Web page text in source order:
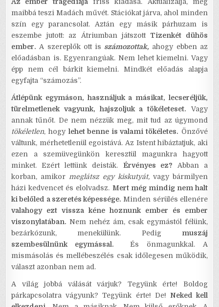
maibbá teszi Madách művét. Stációkat járva, ahol minden
szín egy parancsolat. Aztán egy másik párhuzam is
eszembe jutott: az Átriumban játszott Tizenkét dühös
ember. A szereplők ott is számozottak, ahogy ebben az
előadásban is. Egyenrangúak. Nem lehet kiemelni. Vagy
épp nem cél bárkit kiemelni. Mindkét előadás alapja
egyfajta “számozás”.
Átlépünk egymáson, használjuk a másikat, lecseréljük,
türelmetlenek vagyunk, hajszoljuk a tökéleteset. Vagy
annak tűnőt. De nem nézzük meg, mit tud az úgymond
tökéletlen, hogy lehet benne is valami tökéletes. Önzővé
váltunk, mérhetetlenül egoistává. Az Istent hibáztatjuk, aki
ezen a szemüvegünkön keresztül magunkra hagyott
minket. Ezért lettünk deisták. Érvényes ez? Abban a
korban, amikor meglátsz egy kiskutyát,vagy bármilyen
házi kedvencet és elolvadsz. Mert még mindig nem halt
ki belőled a szeretés képessége. Minden sérülés ellenére
valahogy ezt vissza kéne hoznunk ember és ember
viszonylatában. Nem nehéz ám, csak egymástól félünk,
bezárkózunk, menekülünk. Pedig muszáj
szembesülnünk egymással. És önmagunkkal. A
mismásolás és mellébeszélés csak időlegesen működik,
választ azonban nem ad.
A világ jobbá válását várjuk? Tegyünk érte! Boldog
párkapcsolatra vágyunk? Tegyünk érte! De! Neked kell